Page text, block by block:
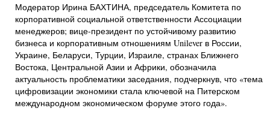
Модератор Ирина БАХТИНА, председатель Комитета по
корпоративной социальной ответственности Ассоциации
менеджеров; вице-президент по устойчивому развитию
бизнеса и корпоративным отношениям Unilever в России,
Украине, Беларуси, Турции, Израиле, странах Ближнего
Востока, Центральной Азии и Африки, обозначила
актуальность проблематики заседания, подчеркнув, что «тема
цифровизации экономики стала ключевой на Питерском
международном экономическом форуме этого года».